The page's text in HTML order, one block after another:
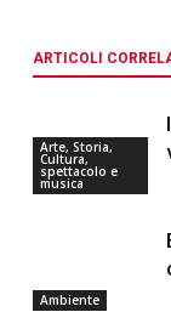
ARTICOLI
Arte, Storia,
Cultura,
spettacolo e
musica
Ambiente